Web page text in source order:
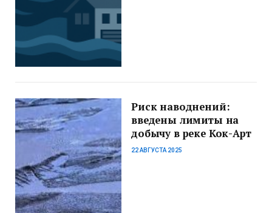
Риск наводнений:
введены лимиты на
добычу в реке Кок-Арт
22 АВГУСТА 2025